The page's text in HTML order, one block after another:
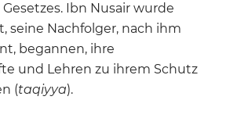
Ibn Nusair wurde
seine Nachfolger, nach ihm
begannen, ihre
und Lehren zu ihrem Schutz
(taqiyya).